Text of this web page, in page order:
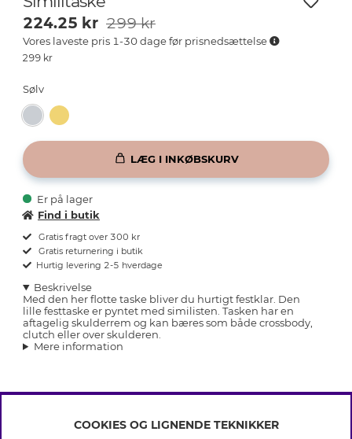
299 kr
224.25 kr 299 kr
Vores laveste pris 1-30 dage før prisnedsættelse
Sølv
LÆG I INKØBSKURV
Er på lager
Find i butik
Gratis fragt over 300 kr
Gratis returnering i butik
Hurtig levering 2-5 hverdage
Beskrivelse
Med den her flotte taske bliver du hurtigt festklar. Den
lille festtaske er pyntet med similisten. Tasken har en
aftagelig skulderrem og kan bæres som både crossbody,
clutch eller over skulderen.
Mere information
INFO
COOKIES OG LIGNENDE TEKNIKKER